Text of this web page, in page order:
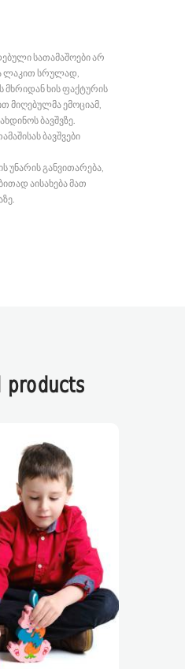
სათამაშოები არ
ლაკით სრულად,
მხრიდან ხის ფაქტურის
მიღებულმა ემოციამ,
ბავშვზე.
ბავშვები
უნარის განვითარება,
აისახება მათ
products